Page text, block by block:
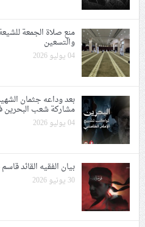
منع صلاة الجمعة
والتسعين
04 يوليو 2026
مشاركة شعب البحرين
04 يوليو 2026
بيان الفقيه القائد
30 يونيو 2026